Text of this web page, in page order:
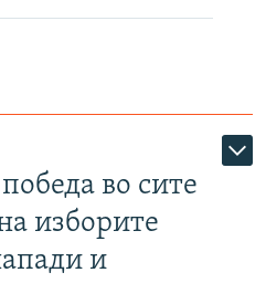
во сите
изборите
и